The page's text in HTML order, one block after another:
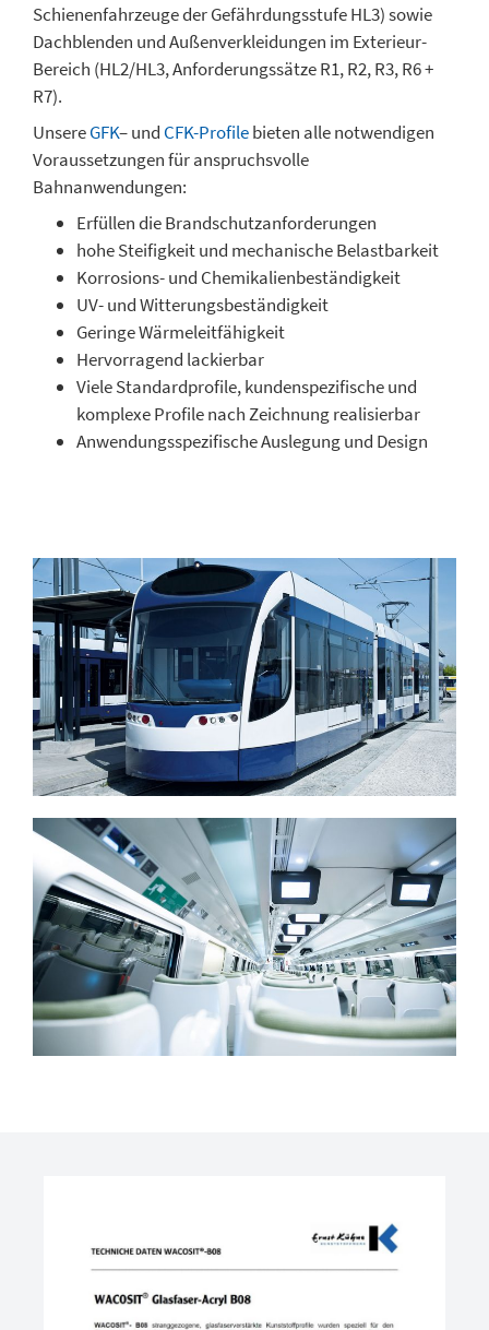
Schienenfahrzeuge der Gefährdungsstufe HL3) sowie
Dachblenden und Außenverkleidungen im Exterieur-
Bereich (HL2/HL3, Anforderungssätze R1, R2, R3, R6 +
R7).
UnsereGFK– und CFK-Profilebieten alle notwendigen
Voraussetzungen für anspruchsvolle
Bahnanwendungen:
Erfüllen die Brandschutzanforderungen
hohe Steifigkeit und mechanische Belastbarkeit
Korrosions- und Chemikalienbeständigkeit
UV- und Witterungsbeständigkeit
Geringe Wärmeleitfähigkeit
Hervorragend lackierbar
Viele Standardprofile, kundenspezifische und
komplexe Profile nach Zeichnung realisierbar
Anwendungsspezifische Auslegung und Design